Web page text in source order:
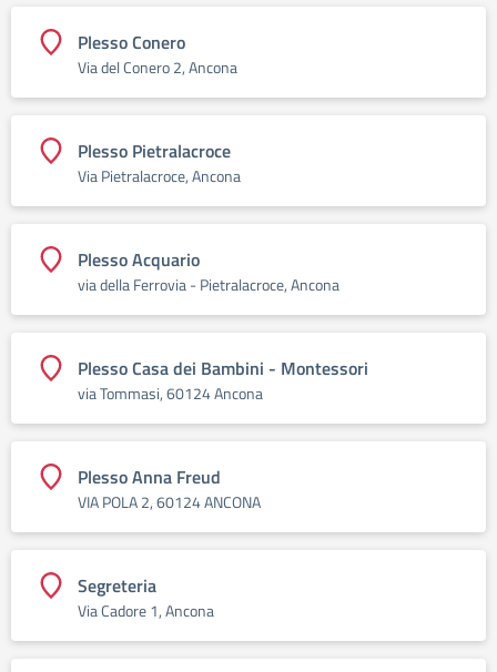
Plesso Conero
Via del Conero 2, Ancona
Plesso Pietralacroce
Via Pietralacroce, Ancona
Plesso Acquario
via della Ferrovia - Pietralacroce, Ancona
Plesso Casa dei Bambini - Montessori
via Tommasi, 60124 Ancona
Plesso Anna Freud
VIA POLA 2, 60124 ANCONA
Segreteria
Via Cadore 1, Ancona